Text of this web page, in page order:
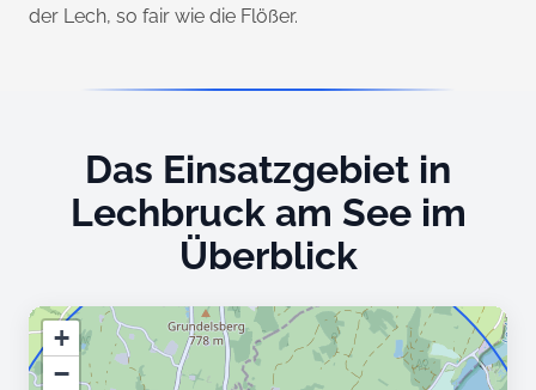
der Lech, so fair wie die Flößer.
Das Einsatzgebiet in
Lechbruck am See im
Überblick
+
−